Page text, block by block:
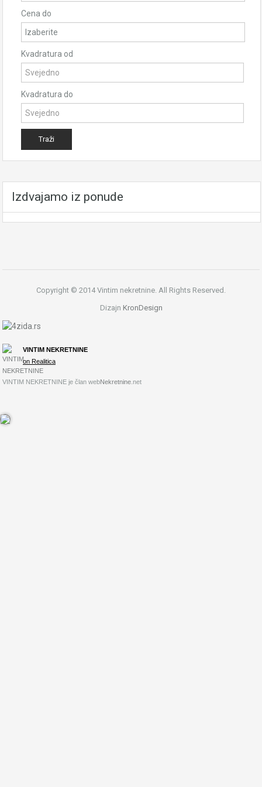
Cena do
Kvadratura od
Kvadratura do
Izdvajamo iz ponude
Copyright © 2014 Vintim nekretnine. All Rights Reserved.
Dizajn KronDesign
VINTIM NEKRETNINE
on Realitica
VINTIM NEKRETNINE je član webNekretnine .net